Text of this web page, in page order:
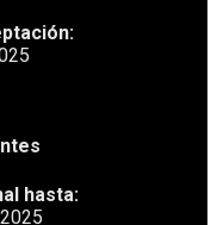
hasta: